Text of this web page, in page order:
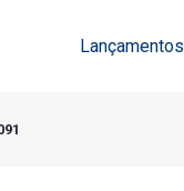
Lançamentos